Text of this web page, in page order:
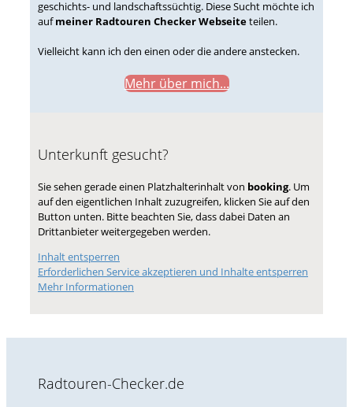
geschichts- und landschaftssüchtig. Diese Sucht möchte ich
aufmeiner Radtouren Checker Webseiteteilen.
Vielleicht kann ich den einen oder die andere anstecken.
Mehr über mich...
Unterkunft gesucht?
Sie sehen gerade einen Platzhalterinhalt von booking. Um
auf den eigentlichen Inhalt zuzugreifen, klicken Sie auf den
Button unten. Bitte beachten Sie, dass dabei Daten an
Drittanbieter weitergegeben werden.
Inhalt entsperren
Erforderlichen Service akzeptieren und Inhalte entsperren
Mehr Informationen
Radtouren-Checker.de